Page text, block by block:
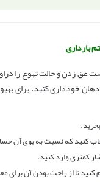
بارداری
زدن و حالت تهوع را
خودداری کنید. برای
کنید که نسبت به بوی آن
کمتری وارد کنید.
کنید تا از راحت بودن آن